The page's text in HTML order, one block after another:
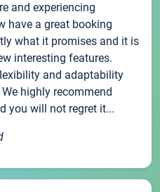
and experiencing
have a great booking
what it promises and it is
interesting features.
and adaptability
highly recommend
you will not regret it...